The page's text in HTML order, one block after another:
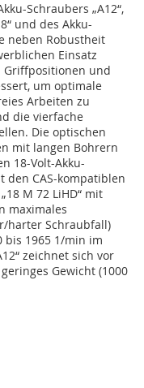
Schraubers „A12“,
und des Akku-
neben Robustheit
Einsatz
Griffpositionen und
um optimale
Arbeiten zu
die vierfache
Die optischen
mit langen Bohrern
18-Volt-Akku-
den CAS-kompatiblen
M 72 LiHD“ mit
maximales
harter Schraubfall)
bis 1965 1/min im
zeichnet sich vor
Gewicht (1000